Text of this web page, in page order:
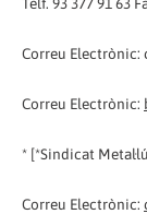
Telf. 93 377 91 63
Correu
Correu Electrònic:
* [*Sindicat
Correu Electrònic: